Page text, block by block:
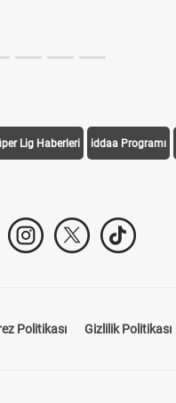
Lig Haberleri iddaa Programı
Politikası Gizlilik Politikası